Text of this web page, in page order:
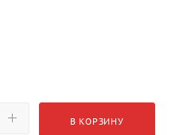
В КОРЗИНУ